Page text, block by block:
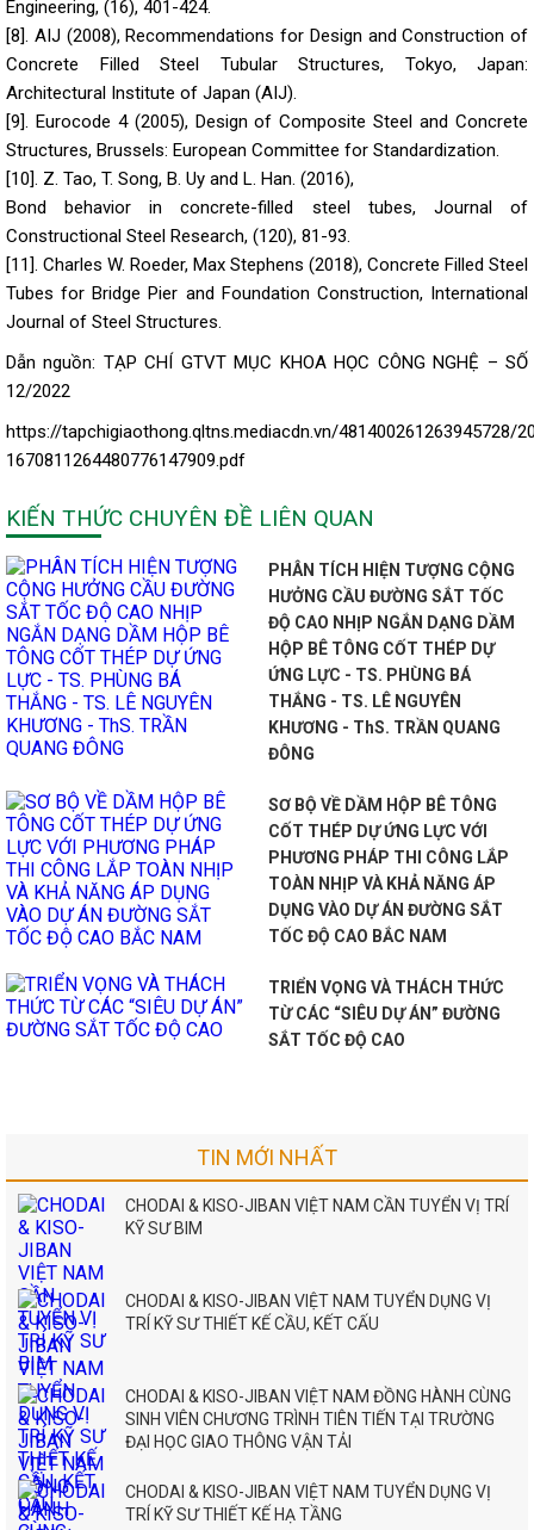
Engineering, (16), 401-424.
[8]. AIJ (2008), Recommendations for Design and Construction of
Concrete Filled Steel Tubular Structures, Tokyo, Japan:
Architectural Institute of Japan (AIJ).
[9]. Eurocode 4 (2005), Design of Composite Steel and Concrete
Structures, Brussels: European Committee for Standardization.
[10]. Z. Tao, T. Song, B. Uy and L. Han. (2016),
Bond behavior in concrete-filled steel tubes, Journal of
Constructional Steel Research, (120), 81-93.
[11]. Charles W. Roeder, Max Stephens (2018), Concrete Filled Steel
Tubes for Bridge Pier and Foundation Construction, International
Journal of Steel Structures.
Dẫn nguồn: TẠP CHÍ GTVT MỤC KHOA HỌC CÔNG NGHỆ – SỐ
12/2022
https://tapchigiaothong.qltns.mediacdn.vn/481400261263945728/
1670811264480776147909.pdf
KIẾN THỨC CHUYÊN ĐỀ LIÊN QUAN
PHÂN TÍCH HIỆN TƯỢNG CỘNG
HƯỞNG CẦU ĐƯỜNG SẮT TỐC
ĐỘ CAO NHỊP NGẮN DẠNG DẦM
HỘP BÊ TÔNG CỐT THÉP DỰ
ỨNG LỰC - TS. PHÙNG BÁ
THẮNG - TS. LÊ NGUYÊN
KHƯƠNG - ThS. TRẦN QUANG
ĐÔNG
SƠ BỘ VỀ DẦM HỘP BÊ TÔNG
CỐT THÉP DỰ ỨNG LỰC VỚI
PHƯƠNG PHÁP THI CÔNG LẮP
TOÀN NHỊP VÀ KHẢ NĂNG ÁP
DỤNG VÀO DỰ ÁN ĐƯỜNG SẮT
TỐC ĐỘ CAO BẮC NAM
TRIỂN VỌNG VÀ THÁCH THỨC
TỪ CÁC “SIÊU DỰ ÁN” ĐƯỜNG
SẮT TỐC ĐỘ CAO
TIN MỚI NHẤT
CHODAI & KISO-JIBAN VIỆT NAM CẦN TUYỂN VỊ TRÍ
KỸ SƯ BIM
CHODAI & KISO-JIBAN VIỆT NAM TUYỂN DỤNG VỊ
TRÍ KỸ SƯ THIẾT KẾ CẦU, KẾT CẤU
CHODAI & KISO-JIBAN VIỆT NAM ĐỒNG HÀNH CÙNG
SINH VIÊN CHƯƠNG TRÌNH TIÊN TIẾN TẠI TRƯỜNG
ĐẠI HỌC GIAO THÔNG VẬN TẢI
CHODAI & KISO-JIBAN VIỆT NAM TUYỂN DỤNG VỊ
TRÍ KỸ SƯ THIẾT KẾ HẠ TẦNG